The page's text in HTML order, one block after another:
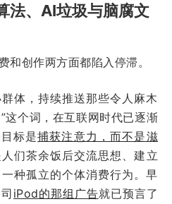
法、AI垃圾与脑腐文
和创作两方面都陷入停滞。
体，持续推送那些令人麻木
这个词，在互联网时代已逐渐
标是捕获注意力，而不是滋
们茶余饭后交流思想、建立
种孤立的个体消费行为。早
iPod的那组广告就已预言了